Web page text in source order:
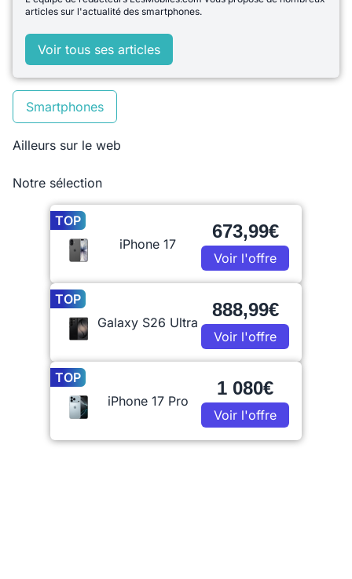
articles sur l'actualité des smartphones.
Voir tous ses articles
Smartphones
Ailleurs sur le web
Notre sélection
TOP
iPhone 17
673,99€
Voir l'offre
TOP
Galaxy S26 Ultra
888,99€
Voir l'offre
TOP
iPhone 17 Pro
1 080€
Voir l'offre